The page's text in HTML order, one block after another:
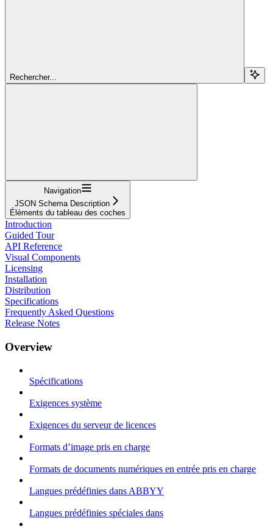
Rechercher...
Navigation
JSON Schema Description
Éléments du tableau des coches
Introduction
Guided Tour
API Reference
Visual Components
Licensing
Installation
Distribution
Specifications
Frequently Asked Questions
Release Notes
Overview
Spécifications
Exigences système
Exigences du serveur de licences
Formats d’image pris en charge
Formats de documents numériques en entrée pris en charge
Langues prédéfinies dans ABBYY
Langues prédéfinies spéciales dans